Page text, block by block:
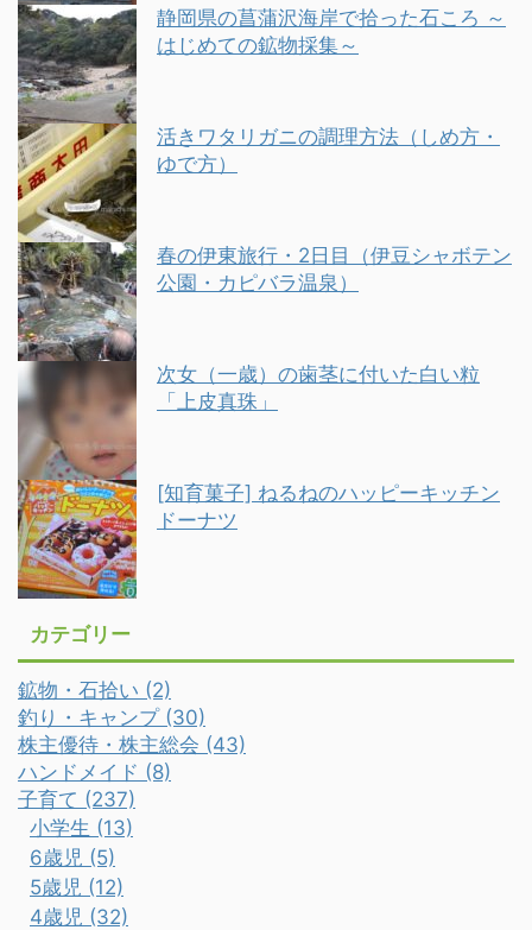
静岡県の菖蒲沢海岸で拾った石ころ ～
はじめての鉱物採集～
活きワタリガニの調理方法（しめ方・
ゆで方）
春の伊東旅行・2日目（伊豆シャボテン
公園・カピバラ温泉）
次女（一歳）の歯茎に付いた白い粒
「上皮真珠」
[知育菓子] ねるねのハッピーキッチン
ドーナツ
カテゴリー
鉱物・石拾い (2)
釣り・キャンプ (30)
株主優待・株主総会 (43)
ハンドメイド (8)
子育て (237)
小学生 (13)
6歳児 (5)
5歳児 (12)
4歳児 (32)